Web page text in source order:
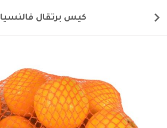
كيس برتقال فالنسيا 3كغ